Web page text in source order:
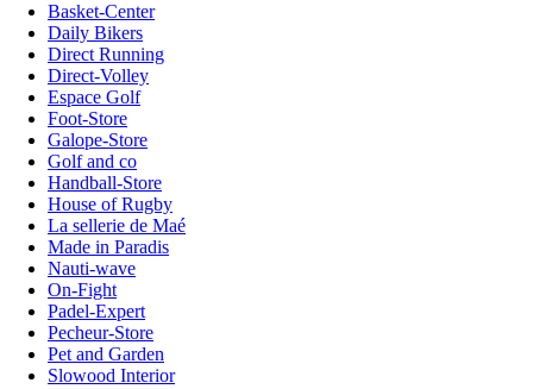
Basket-Center
Daily Bikers
Direct Running
Direct-Volley
Espace Golf
Foot-Store
Galope-Store
Golf and co
Handball-Store
House of Rugby
La sellerie de Maé
Made in Paradis
Nauti-wave
On-Fight
Padel-Expert
Pecheur-Store
Pet and Garden
Slowood Interior